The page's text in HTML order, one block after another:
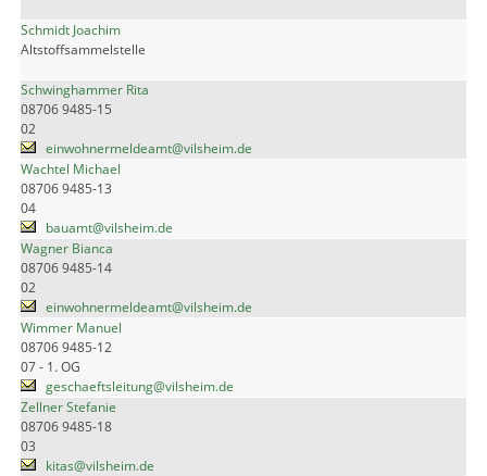
Schmidt Joachim
Altstoffsammelstelle
Schwinghammer Rita
08706 9485-15
02
einwohnermeldeamt@vilsheim.de
Wachtel Michael
08706 9485-13
04
bauamt@vilsheim.de
Wagner Bianca
08706 9485-14
02
einwohnermeldeamt@vilsheim.de
Wimmer Manuel
08706 9485-12
07 - 1. OG
geschaeftsleitung@vilsheim.de
Zellner Stefanie
08706 9485-18
03
kitas@vilsheim.de